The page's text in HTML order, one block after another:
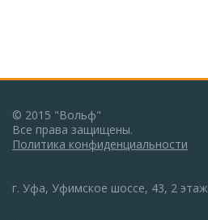
© 2015 "Вольф"
Все права защищены.
Политика конфиденциальности
г. Уфа, Уфимское шоссе, 43, 2 этаж